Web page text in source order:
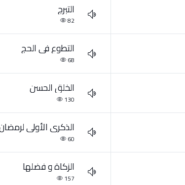
التبرج
82
التطوع في الحج
68
الخلق الحسن
130
الذكرى الأولى
60
الزكاة و فضلها
157